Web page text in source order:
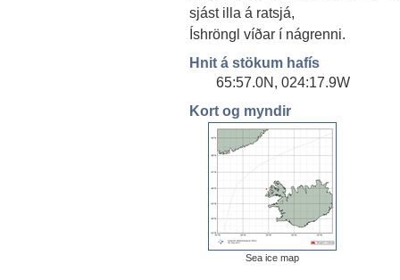
sjást illa á ratsjá,
Íshröngl víðar í nágrenni.
Hnit á stökum hafís
65:57.0N, 024:17.9W
Kort og myndir
Sea ice map